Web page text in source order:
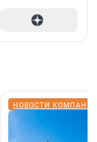
НОВОСТИ